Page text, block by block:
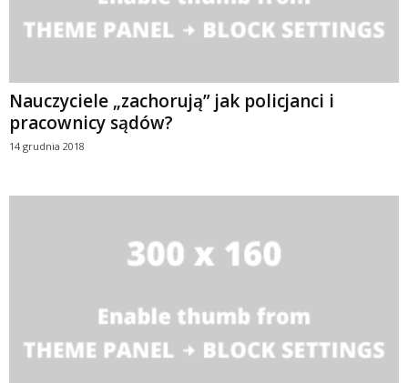
Nauczyciele „zachorują” jak policjanci i
pracownicy sądów?
14 grudnia 2018